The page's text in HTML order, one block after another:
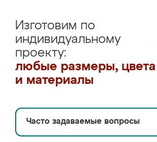
Изготовим по
индивидуальному
проекту:
любые размеры, цвета
и материалы
Часто задаваемые вопросы